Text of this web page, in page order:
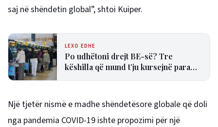
saj në shëndetin global”, shtoi Kuiper.
LEXO EDHE
Po udhëtoni drejt BE-së? Tre
këshilla që mund t’ju kursejnë para
Një tjetër nismë e madhe shëndetësore globale që doli
nga pandemia COVID-19 ishte propozimi për një